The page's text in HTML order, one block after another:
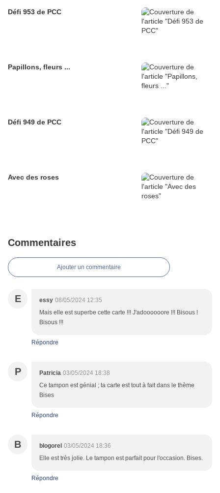
Défi 953 de PCC
Papillons, fleurs ...
Défi 949 de PCC
Avec des roses
Commentaires
Ajouter un commentaire
E essy 08/05/2024 12:35
Mais elle est superbe cette carte !!! J'adoooooore !!! Bisous !
Bisous !!!
Répondre
P Patricia 03/05/2024 18:38
Ce tampon est génial ; ta carte est tout à fait dans le thème
Bises
Répondre
B blogorel 03/05/2024 18:36
Elle est très jolie. Le tampon est parfait pour l'occasion. Bises.
Répondre